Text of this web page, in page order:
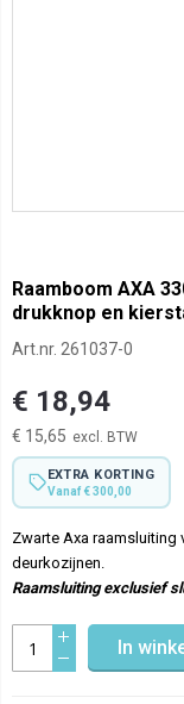
Raamboom AXA
drukknop en
Art.nr. 261037-0
€ 18,94
€ 15,65
EXTRA KORTING
Vanaf € 300,00
Zwarte Axa raamsluiting
deurkozijnen.
Raamsluiting exclusief
In